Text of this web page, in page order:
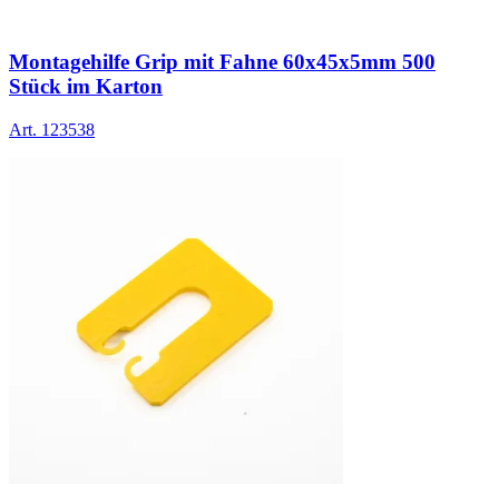
Montagehilfe Grip mit Fahne 60x45x5mm 500
Stück im Karton
Art. 123538